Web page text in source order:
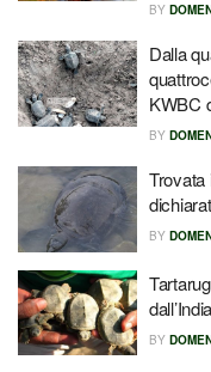
BY
Dalla
KWBC
BY
Trovata
BY
BY